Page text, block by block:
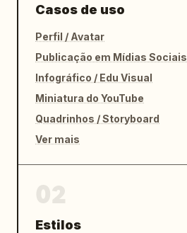
Casos de uso
Perfil / Avatar
Publicação em Mídias Sociais
Infográfico / Edu Visual
Miniatura do YouTube
Quadrinhos / Storyboard
Ver mais
Estilos